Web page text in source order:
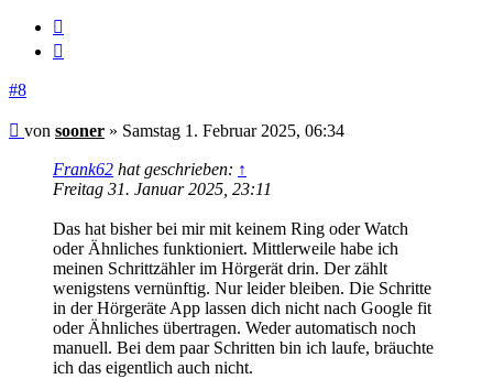
#8
Beitrag
von sooner » Samstag 1. Februar 2025, 06:34
Frank62 hat geschrieben: ↑
Freitag 31. Januar 2025, 23:11
Das hat bisher bei mir mit keinem Ring oder Watch
oder Ähnliches funktioniert. Mittlerweile habe ich
meinen Schrittzähler im Hörgerät drin. Der zählt
wenigstens vernünftig. Nur leider bleiben. Die Schritte
in der Hörgeräte App lassen dich nicht nach Google fit
oder Ähnliches übertragen. Weder automatisch noch
manuell. Bei dem paar Schritten bin ich laufe, bräuchte
ich das eigentlich auch nicht.